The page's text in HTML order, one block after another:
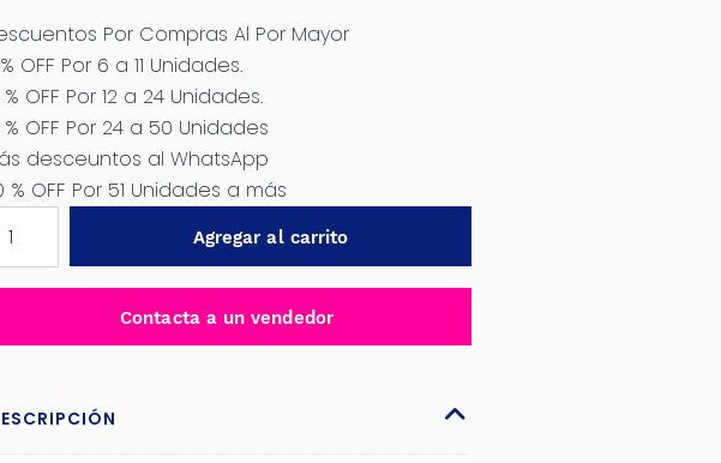
Por Compras Al Por Mayor
OFF Por 6 a 11 Unidades.
% OFF Por 12 a 24 Unidades.
% OFF Por 24 a 50 Unidades
desceuntos al WhatsApp
% OFF Por 51 Unidades a más
Agregar al carrito
Contacta a un vendedor